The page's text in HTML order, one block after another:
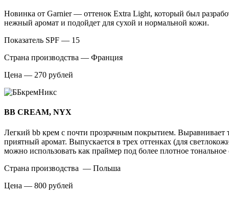
Новинка от Garnier — оттенок Extra Light, который был
нежный аромат и подойдет для сухой и нормальной кожи.
Показатель SPF — 15
Страна производства — Франция
Цена — 270 рублей
BB CREAM, NYX
Легкий bb крем с почти прозрачным покрытием. Выравнивает
приятный аромат. Выпускается в трех оттенках (для
можно использовать как праймер под более плотное тональное
Страна производства — Польша
Цена — 800 рублей